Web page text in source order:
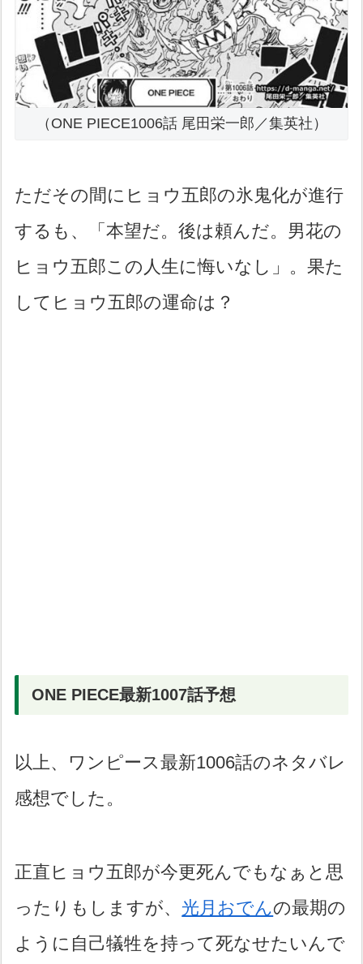
（ONE PIECE1006話 尾田栄一郎／集英社）
ただその間にヒョウ五郎の氷鬼化が進行
するも、「本望だ。後は頼んだ。男花の
ヒョウ五郎この人生に悔いなし」。果た
してヒョウ五郎の運命は？
ONE PIECE最新1007話予想
以上、ワンピース最新1006話のネタバレ
感想でした。
正直ヒョウ五郎が今更死んでもなぁと思
ったりもしますが、光月おでんの最期の
ように自己犠牲を持って死なせたいんで